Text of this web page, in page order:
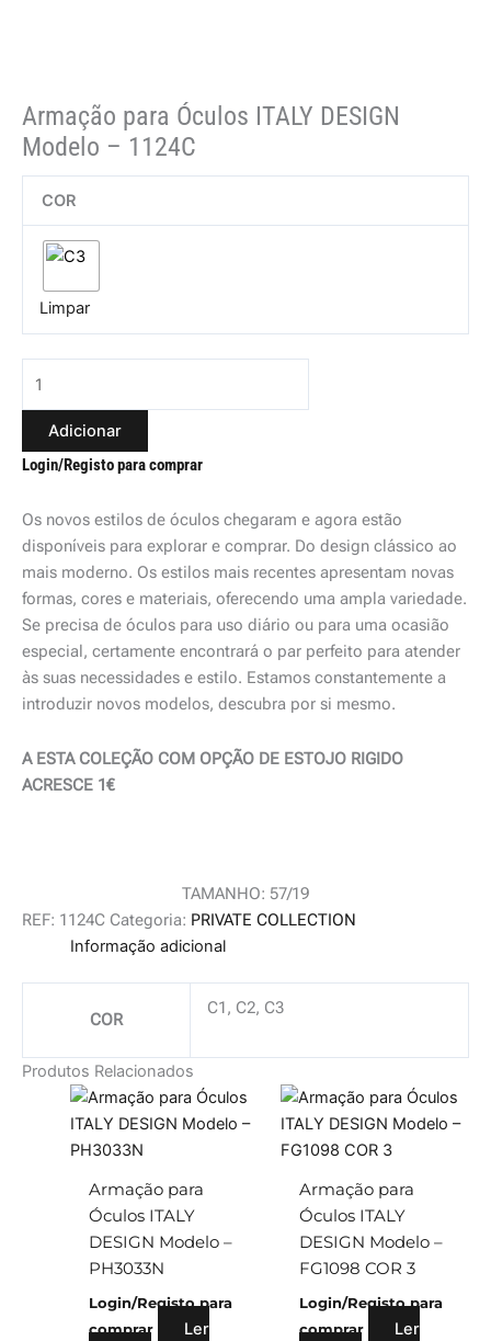
Armação para Óculos ITALY DESIGN
Modelo – 1124C
COR
Limpar
Adicionar
Login/Registo para comprar
Os novos estilos de óculos chegaram e agora estão
disponíveis para explorar e comprar. Do design clássico ao
mais moderno. Os estilos mais recentes apresentam novas
formas, cores e materiais, oferecendo uma ampla variedade.
Se precisa de óculos para uso diário ou para uma ocasião
especial, certamente encontrará o par perfeito para atender
às suas necessidades e estilo. Estamos constantemente a
introduzir novos modelos, descubra por si mesmo.
A ESTA COLEÇÃO COM OPÇÃO DE ESTOJO RIGIDO
ACRESCE 1€
TAMANHO: 57/19
REF: 1124C Categoria: PRIVATE COLLECTION
Informação adicional
COR
C1, C2, C3
Produtos Relacionados
Armação para
Óculos ITALY
DESIGN Modelo –
PH3033N
Login/Registo para
comprar
Ler
Armação para
Óculos ITALY
DESIGN Modelo –
FG1098 COR 3
Login/Registo para
comprar
Ler